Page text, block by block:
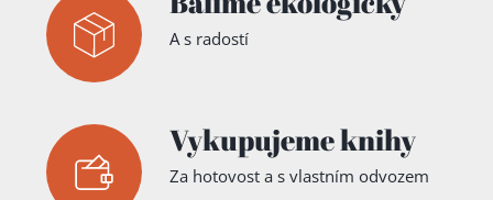
A s radostí
Vykupujeme knihy
Za hotovost a s vlastním odvozem